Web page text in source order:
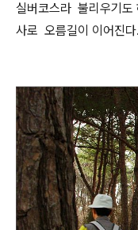
실버코스라 불리우기도
사로 오름길이 이어진다.